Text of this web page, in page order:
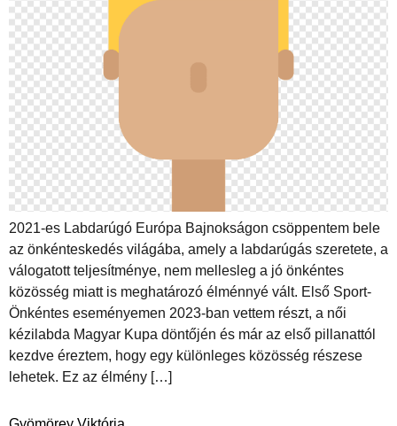
2021-es Labdarúgó Európa Bajnokságon csöppentem bele
az önkénteskedés világába, amely a labdarúgás szeretete, a
válogatott teljesítménye, nem mellesleg a jó önkéntes
közösség miatt is meghatározó élménnyé vált. Első Sport-
Önkéntes eseményemen 2023-ban vettem részt, a női
kézilabda Magyar Kupa döntőjén és már az első pillanattól
kezdve éreztem, hogy egy különleges közösség részese
lehetek. Ez az élmény […]